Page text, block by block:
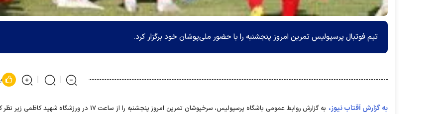
تیم فوتبال پرسپولیس تمرین امروز پنجشنبه را با حضور ملی‌پوشان خود برگزار کرد.
به گزارش آفتاب نیوز،
به گزارش روابط عمومی باشگاه پرسپولیس، سرخپوشان تمرین امروز پنجشنبه را از ساعت ۱۷ در ورزشگاه